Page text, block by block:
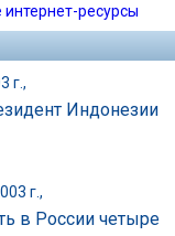
ресурсы
г.,
Индонезии
г.,
в России четыре